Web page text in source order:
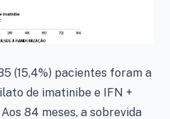
(15,4%) pacientes foram a
de imatinibe e IFN +
84 meses, a sobrevida